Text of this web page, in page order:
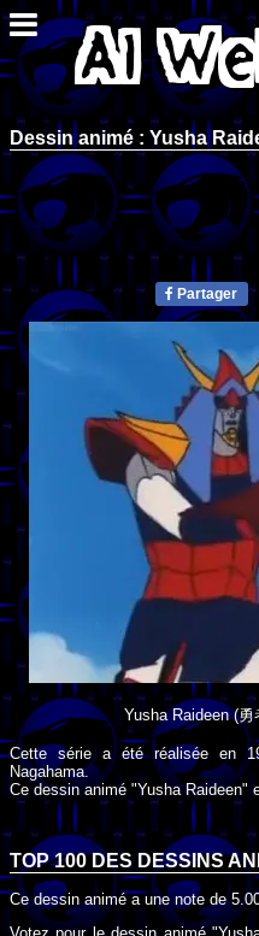
Dessin animé : Yusha
Partager
Yusha Raideen(勇
Cette série a été réalisée en
Nagahama.
Ce dessin animé "Yusha Raideen"
TOP 100 DES DESSINS
Ce dessin animé a une note de